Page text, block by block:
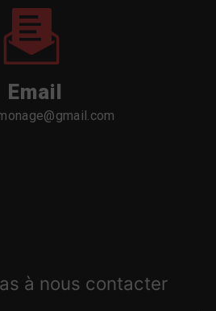
Email
à nous contacter